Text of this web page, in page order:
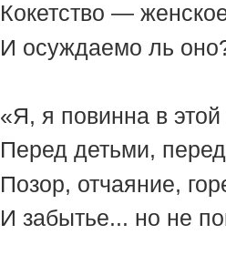
Кокетство —
И осуждаемо ль
«Я, я повинна в этой
Перед детьми,
Позор, отчаяние,
И забытье... но не